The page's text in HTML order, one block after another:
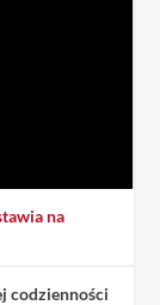
na
codzienności